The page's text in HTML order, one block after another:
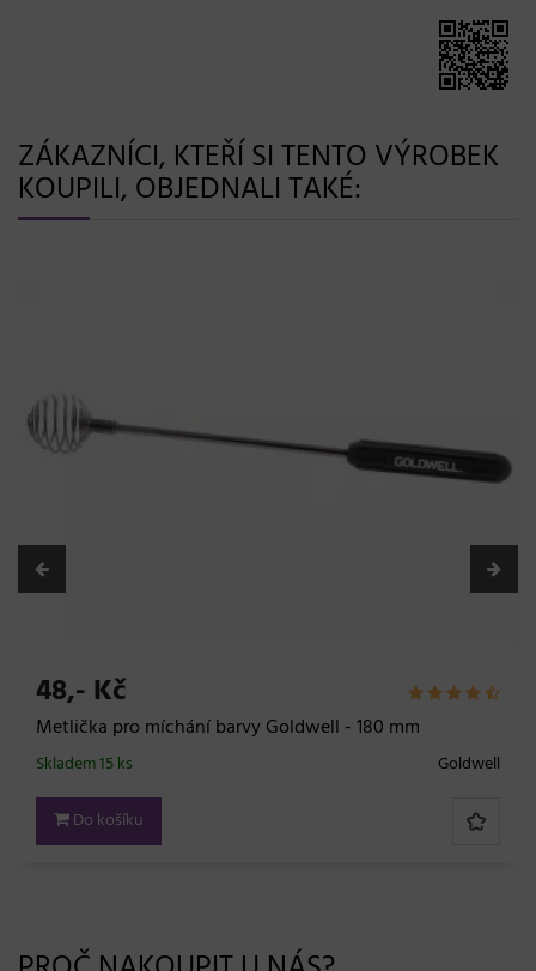
ZÁKAZNÍCI, KTEŘÍ SI TENTO VÝROBEK
KOUPILI, OBJEDNALI TAKÉ:
Skladem 10 ks